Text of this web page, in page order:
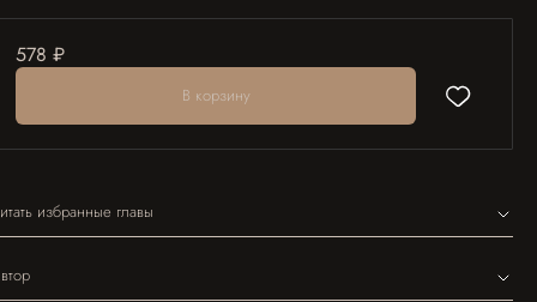
578 ₽
В корзину
избранные главы